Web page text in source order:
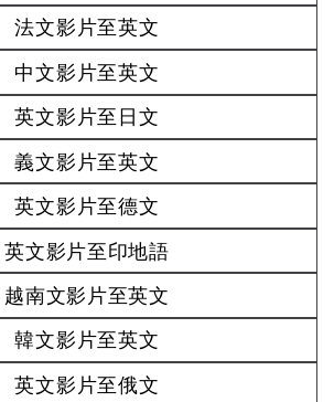
法文影片至英文
中文影片至英文
英文影片至日文
義文影片至英文
英文影片至德文
英文影片至印地語
越南文影片至英文
韓文影片至英文
英文影片至俄文